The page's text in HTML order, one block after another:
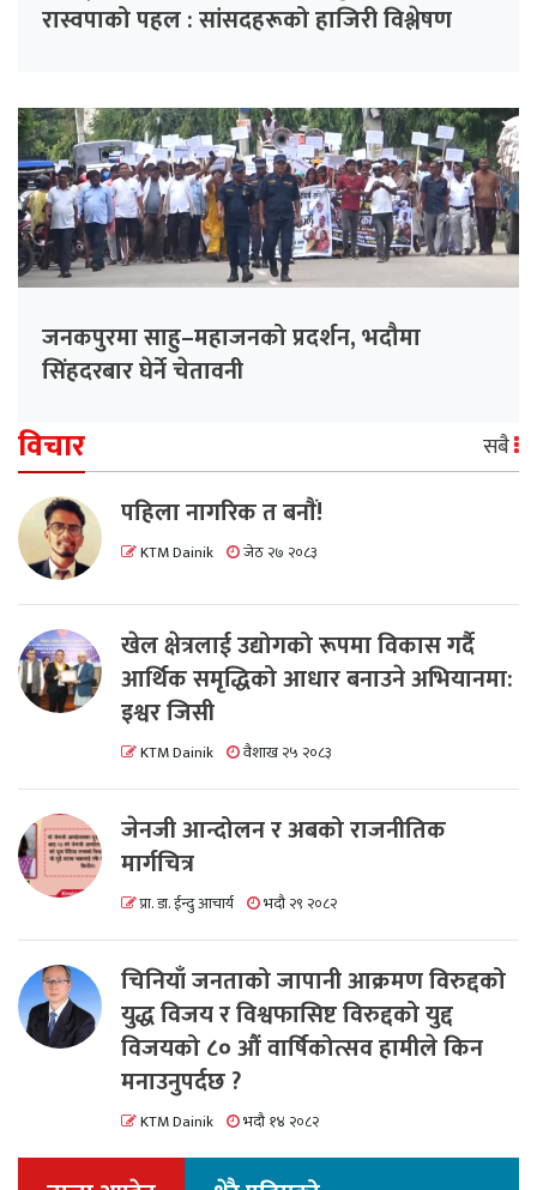
रास्वपाको पहल : सांसदहरूको हाजिरी विश्लेषण
जनकपुरमा साहु–महाजनको प्रदर्शन, भदौमा
सिंहदरबार घेर्ने चेतावनी
विचार सबै
पहिला नागरिक त बनाैं!
KTM Dainik जेठ २७ २०८३
खेल क्षेत्रलाई उद्योगको रूपमा विकास गर्दै
आर्थिक समृद्धिको आधार बनाउने अभियानमा:
इश्वर जिसी
KTM Dainik वैशाख २५ २०८३
जेनजी आन्दोलन र अबको राजनीतिक
मार्गचित्र
प्रा. डा. ईन्दु आचार्य भदौ २९ २०८२
चिनियाँ जनताको जापानी आक्रमण विरुद्दको
युद्ध विजय र विश्वफासिष्ट विरुद्दको युद्द
विजयको ८० औं वार्षिकोत्सव हामीले किन
मनाउनुपर्दछ ?
KTM Dainik भदौ १४ २०८२